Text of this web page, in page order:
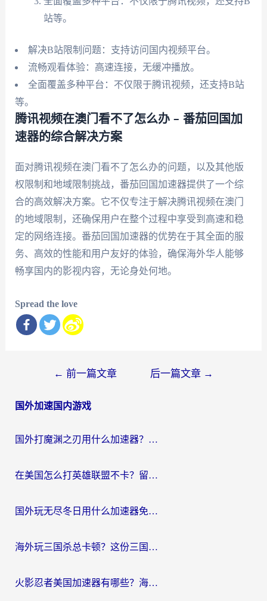
站等。
解决B站限制问题：支持访问国内视频平台。
流畅观看体验：高速连接，无缓冲播放。
全面覆盖多种平台：不仅限于腾讯视频，还支持B站
等。
腾讯视频在澳门看不了怎么办 – 番茄回国加
速器的综合解决方案
面对腾讯视频在澳门看不了怎么办的问题，以及其他版
权限制和地域限制挑战，番茄回国加速器提供了一个综
合的高效解决方案。它不仅专注于解决腾讯视频在澳门
的地域限制，还确保用户在整个过程中享受到高速和稳
定的网络连接。番茄回国加速器的优势在于其全面的服
务、高效的性能和用户友好的体验，确保海外华人能够
畅享国内的影视内容，无论身处何地。
Spread the love
导
← 前一篇文章 后一篇文章 →
国外加速国内游戏
国外打魔渊之刃用什么加速器？2026海外玩家国服游戏加速全攻略（附闪耀暖暖&复苏的魔女避坑指南）
在美国怎么打英雄联盟不卡？留学生亲测的国服游戏加速全攻略
国外玩无尽冬日用什么加速器免费？海外党国服游戏加速避坑指南
海外玩三国杀总卡顿？这份三国杀游戏加速器指南帮你告别延迟烦恼
火影忍者美国加速器有哪些？海外党亲测的国服游戏加速全攻略（含菲律宾玩三国之刃守望黎明技巧）